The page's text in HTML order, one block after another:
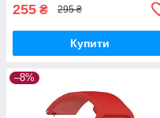
255 ₴ 295 ₴
Купити
–8%